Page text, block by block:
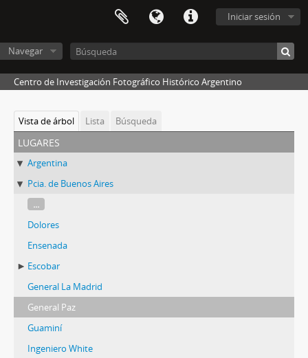
Iniciar sesión
Navegar
Centro de Investigación Fotográfico Histórico Argentino
Vista de árbol Lista Búsqueda
lugares
Argentina
Pcia. de Buenos Aires
...
Dolores
Ensenada
Escobar
General La Madrid
General Paz
Guaminí
Ingeniero White